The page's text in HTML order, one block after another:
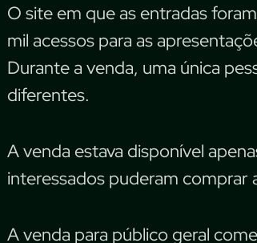
O site em que as entradas
mil acessos para as
Durante a venda, uma única
diferentes.
A venda estava disponível
interessados puderam comprar
A venda para público geral